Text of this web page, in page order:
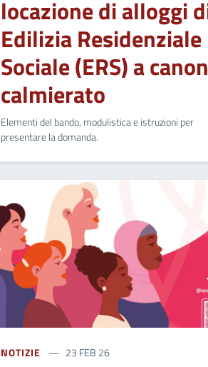
locazione di alloggi
Edilizia Residenziale
Sociale (ERS) a
calmierato
Elementi del bando, modulistica e istruzioni per
presentare la domanda.
NOTIZIE 23 FEB 26